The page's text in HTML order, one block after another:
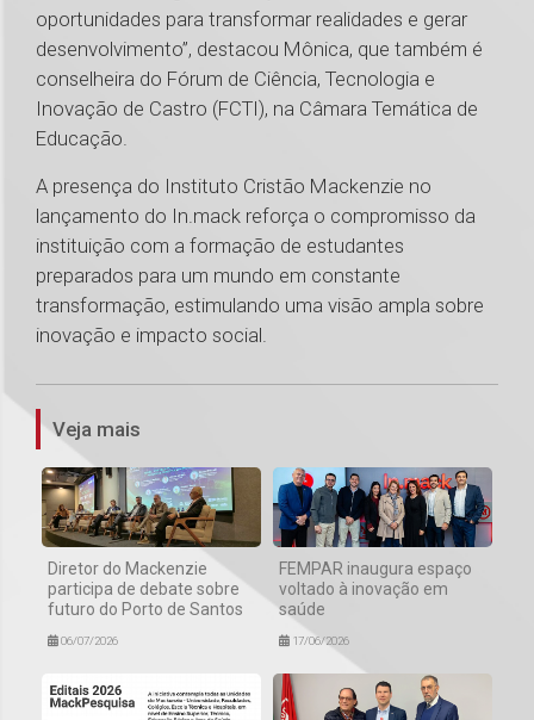
oportunidades para transformar realidades e gerar
desenvolvimento”, destacou Mônica, que também é
conselheira do Fórum de Ciência, Tecnologia e
Inovação de Castro (FCTI), na Câmara Temática de
Educação.
A presença do Instituto Cristão Mackenzie no
lançamento do In.mack reforça o compromisso da
instituição com a formação de estudantes
preparados para um mundo em constante
transformação, estimulando uma visão ampla sobre
inovação e impacto social.1
Veja mais
Diretor do Mackenzie
participa de debate sobre
futuro do Porto de Santos
06/07/2026
FEMPAR inaugura espaço
voltado à inovação em
saúde
17/06/2026